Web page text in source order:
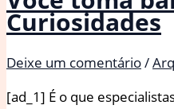
Curiosidades
Deixe um comentário/
[ad_1] É o que